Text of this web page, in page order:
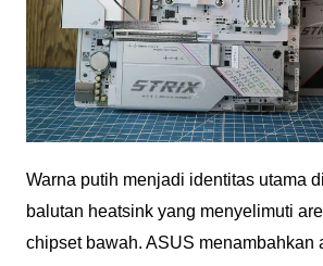
Warna putih menjadi identitas utama
balutan heatsink yang menyelimuti
chipset bawah. ASUS menambahkan